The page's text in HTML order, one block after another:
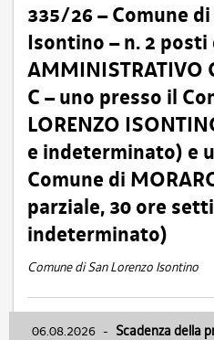
335/26 – Comune
Isontino – n. 2 posti
AMMINISTRATIVO
C – uno presso il
LORENZO
e indeterminato) e
Comune di
parziale, 30 ore
indeterminato)
Comune di San Lorenzo Isontino
06.08.2026 - Scadenza della